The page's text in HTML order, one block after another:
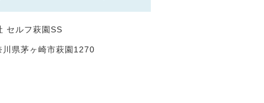
セルフ萩園SS
県茅ヶ崎市萩園1270